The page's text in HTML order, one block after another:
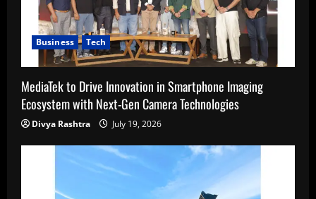
Business Tech
MediaTek to Drive Innovation in Smartphone Imaging
Ecosystem with Next-Gen Camera Technologies
Divya Rashtra July 19, 2026